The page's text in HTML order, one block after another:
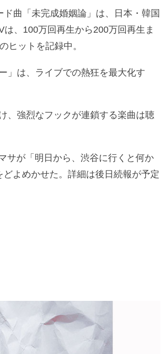
曲「未完成婚姻論」は、日本・韓国
、100万回再生から200万回再生ま
ヒットを記録中。
」は、ライブでの熱狂を最大化す
、強烈なフックが連鎖する楽曲は聴
サが「明日から、渋谷に行くと何か
よめかせた。詳細は後日続報が予定